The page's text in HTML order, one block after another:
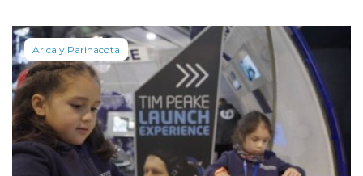
Arica y Parinacota